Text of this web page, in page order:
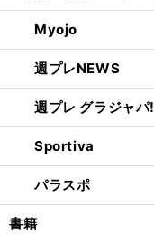
Myojo
週プレNEWS
週プレ グラジャパ!
Sportiva
パラスポ
書籍